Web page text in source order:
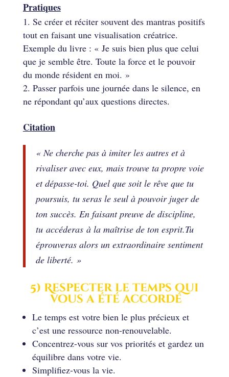
Pratiques
Se créer et réciter souvent des mantras positifs
tout en faisant une visualisation créatrice.
Exemple du livre : « Je suis bien plus que celui
que je semble être. Toute la force et le pouvoir
du monde résident en moi. »
Passer parfois une journée dans le silence, en
ne répondant qu’aux questions directes.
Citation
« Ne cherche pas à imiter les autres et à
rivaliser avec eux, mais trouve ta propre voie
et dépasse-toi. Quel que soit le rêve que tu
poursuis, tu seras le seul à pouvoir juger de
ton succès. En faisant preuve de discipline,
tu accéderas à la maîtrise de ton esprit.Tu
éprouveras alors un extraordinaire sentiment
de liberté. »
5) Respecter le temps qui
vous a été accordé
Le temps est votre bien le plus précieux et
c’est une ressource non-renouvelable.
Concentrez-vous sur vos priorités et gardez un
équilibre dans votre vie.
Simplifiez-vous la vie.